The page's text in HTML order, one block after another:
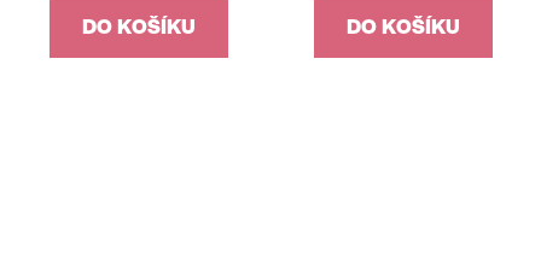
DO KOŠÍKU DO KOŠÍKU